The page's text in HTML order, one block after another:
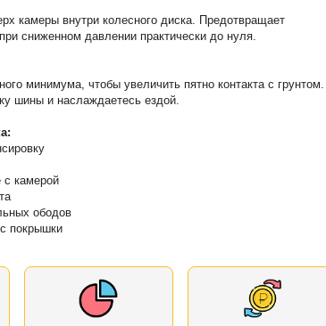
камеры внутри колесного диска. Предотвращает
сниженном давлении практически до нуля.
минимума, чтобы увеличить пятно контакта с грунтом.
шины и наслаждаетесь ездой.
с камерой
ободов
покрышки